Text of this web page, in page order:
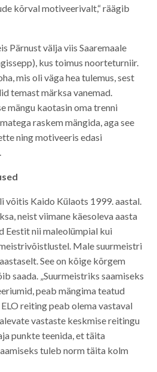
kõrval motiveerivalt,“ räägib
Pärnust välja viis Saaremaale
kus toimus noorteturniir.
mis oli väga hea tulemus, sest
temast märksa vanemad.
mängu kaotasin oma trenni
raskem mängida, aga see
ning motiveeris edasi
võitis Kaido Külaots 1999. aastal.
neist viimane käesoleva aasta
Eestit nii maleolümpial kui
Male suurmeistri
See on kõige kõrgem
saada. „Suurmeistriks saamiseks
peab mängima teatud
reiting peab olema vastaval
vastaste keskmise reitingu
punkte teenida, et täita
tuleb norm täita kolm